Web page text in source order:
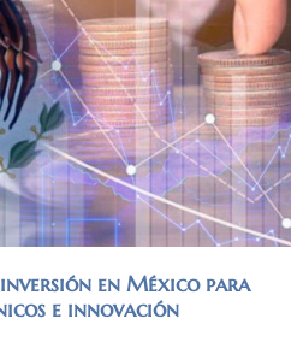
en México para
e innovación